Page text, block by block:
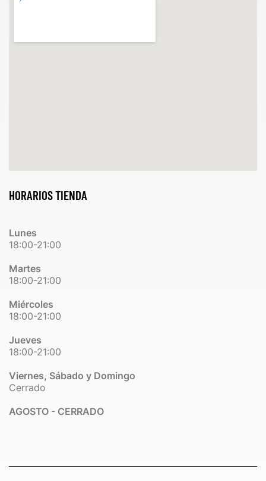
HORARIOS TIENDA
Lunes
18:00-21:00
Martes
18:00-21:00
Miércoles
18:00-21:00
Jueves
18:00-21:00
Viernes, Sábado y Domingo
Cerrado
AGOSTO - CERRADO